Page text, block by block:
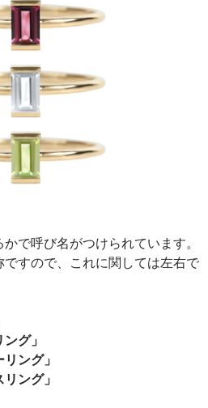
で呼び名がつけられています。
すので、これに関しては左右で
ング」
リング」
リング」